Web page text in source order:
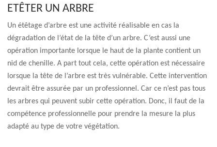
ETÊTER UN ARBRE
Un étêtage d’arbre est une activité réalisable en cas la
dégradation de l’état de la tête d’un arbre. C’est aussi une
opération importante lorsque le haut de la plante contient un
nid de chenille. A part tout cela, cette opération est nécessaire
lorsque la tête de l’arbre est très vulnérable. Cette intervention
devrait être assurée par un professionnel. Car ce n’est pas tous
les arbres qui peuvent subir cette opération. Donc, il faut de la
compétence professionnelle pour prendre la mesure la plus
adapté au type de votre végétation.